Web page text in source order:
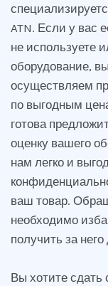
ATN. Если у вас
не используете
оборудование,
осуществляем
по выгодным
готова
оценку вашего
нам легко и
ваш товар.
необходимо
получить за
Вы хотите сдать